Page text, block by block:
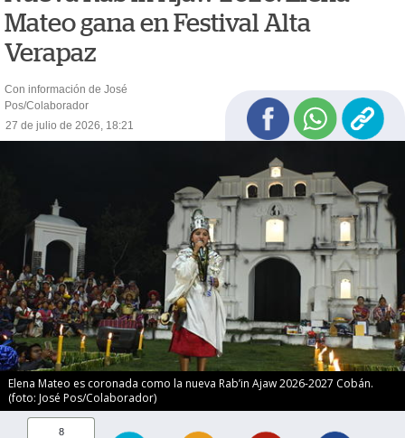
Mateo gana en Festival Alta
Verapaz
Con información de José
Pos/Colaborador
27 de julio de 2026, 18:21
Elena Mateo es coronada como la nueva Rab’in Ajaw 2026-2027 Cobán.
(foto: José Pos/Colaborador)
8